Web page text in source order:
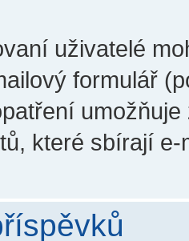
uživatelé
formulář
které sbírají e-